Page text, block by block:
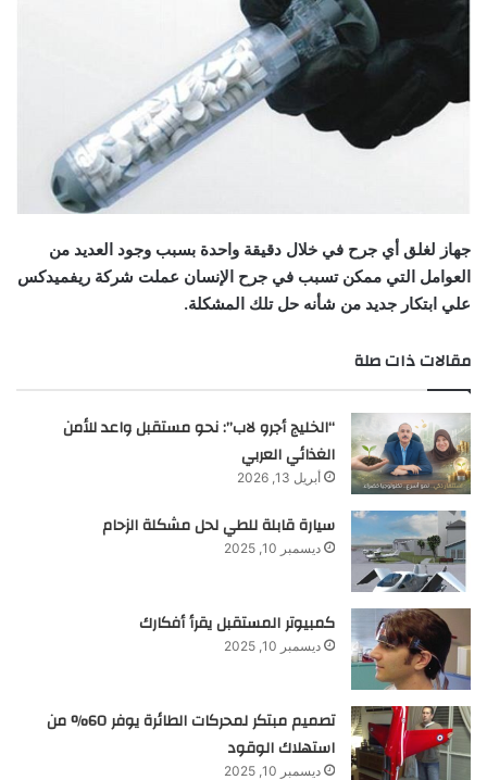
جهاز لغلق أي جرح في خلال دقيقة واحدة بسبب وجود العديد من
العوامل التي ممكن تسبب في جرح الإنسان عملت شركة ريفميدكس
علي ابتكار جديد من شأنه حل تلك المشكلة.
مقالات ذات صلة
“الخليج أجرو لاب”: نحو مستقبل واعد للأمن
الغذائي العربي
أبريل 13, 2026
سيارة قابلة للطي لحل مشكلة الزحام
ديسمبر 10, 2025
كمبيوتر المستقبل يقرأ أفكارك
ديسمبر 10, 2025
تصميم مبتكر لمحركات الطائرة يوفر 60% من
استهلاك الوقود
ديسمبر 10, 2025